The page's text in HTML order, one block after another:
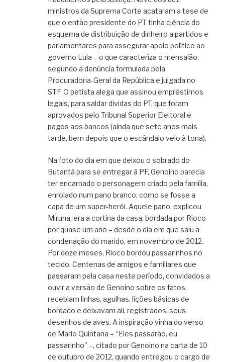
ministros da Suprema Corte acataram a tese de
que o então presidente do PT tinha ciência do
esquema de distribuição de dinheiro a partidos e
parlamentares para assegurar apoio político ao
governo Lula – o que caracteriza o mensalão,
segundo a denúncia formulada pela
Procuradoria-Geral da República e julgada no
STF. O petista alega que assinou empréstimos
legais, para saldar dívidas do PT, que foram
aprovados pelo Tribunal Superior Eleitoral e
pagos aos bancos (ainda que sete anos mais
tarde, bem depois que o escândalo veio à tona).
Na foto do dia em que deixou o sobrado do
Butantã para se entregar à PF, Genoino parecia
ter encarnado o personagem criado pela família,
enrolado num pano branco, como se fosse a
capa de um super-herói. Aquele pano, explicou
Miruna, era a cortina da casa, bordada por Rioco
por quase um ano – desde o dia em que saiu a
condenação do marido, em novembro de 2012.
Por doze meses, Rioco bordou passarinhos no
tecido. Centenas de amigos e familiares que
passaram pela casa neste período, convidados a
ouvir a versão de Genoino sobre os fatos,
recebiam linhas, agulhas, lições básicas de
bordado e deixavam ali, registrados, seus
desenhos de aves. A inspiração vinha do verso
de Mario Quintana – “Eles passarão, eu
passarinho” –, citado por Genoino na carta de 10
de outubro de 2012, quando entregou o cargo de